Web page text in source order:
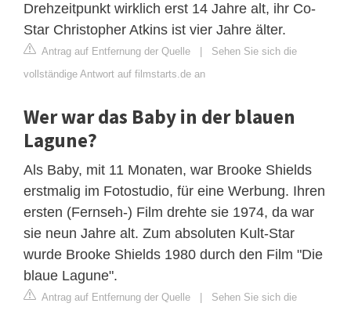
Drehzeitpunkt wirklich erst 14 Jahre alt, ihr Co-
Star Christopher Atkins ist vier Jahre älter.
Antrag auf Entfernung der Quelle
Sehen Sie sich die
vollständige Antwort auf filmstarts.de an
Wer war das Baby in der blauen
Lagune?
Als Baby, mit 11 Monaten, war Brooke Shields
erstmalig im Fotostudio, für eine Werbung. Ihren
ersten (Fernseh-) Film drehte sie 1974, da war
sie neun Jahre alt. Zum absoluten Kult-Star
wurde Brooke Shields 1980 durch den Film "Die
blaue Lagune".
Antrag auf Entfernung der Quelle
Sehen Sie sich die